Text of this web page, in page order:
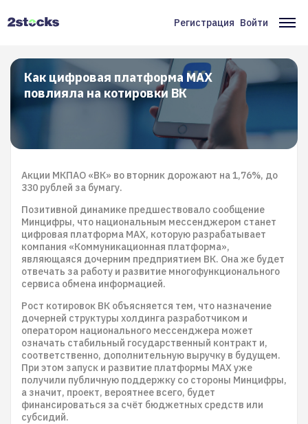
Меню
учётной
записи
пользователя
Регистрация Войти
Как цифровая платформа MAX
повлияла на котировки ВК
Акции МКПАО «ВК» во вторник дорожают на 1,76%, до
330 рублей за бумагу.
Позитивной динамике предшествовало сообщение
Минцифры, что национальным мессенджером станет
цифровая платформа MAX, которую разрабатывает
компания «Коммуникационная платформа»,
являющаяся дочерним предприятием ВК. Она же будет
отвечать за работу и развитие многофункционального
сервиса обмена информацией.
Рост котировок ВК объясняется тем, что назначение
дочерней структуры холдинга разработчиком и
оператором национального мессенджера может
означать стабильный государственный контракт и,
соответственно, дополнительную выручку в будущем.
При этом запуск и развитие платформы MAX уже
получили публичную поддержку со стороны Минцифры,
а значит, проект, вероятнее всего, будет
финансироваться за счёт бюджетных средств или
субсидий.